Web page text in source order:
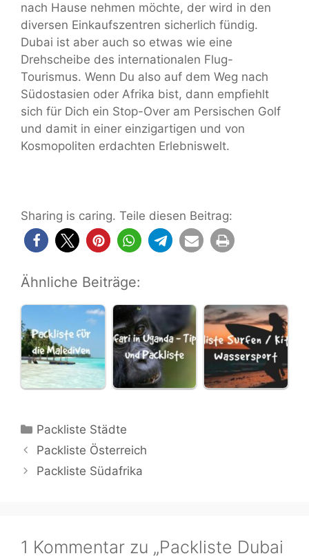
nach Hause nehmen möchte, der wird in den
diversen Einkaufszentren sicherlich fündig.
Dubai ist aber auch so etwas wie eine
Drehscheibe des internationalen Flug-
Tourismus. Wenn Du also auf dem Weg nach
Südostasien oder Afrika bist, dann empfiehlt
sich für Dich ein Stop-Over am Persischen Golf
und damit in einer einzigartigen und von
Kosmopoliten erdachten Erlebniswelt.
Sharing is caring. Teile diesen Beitrag:
Ähnliche Beiträge:
Kategorien
Packliste Städte
Packliste Österreich
Packliste Südafrika
1 Kommentar zu „Packliste Dubai